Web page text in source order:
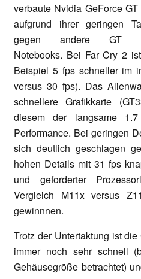
verbaute Nvidia GeForce GT
aufgrund ihrer geringen
gegen andere GT
Notebooks. Bei Far Cry 2
Beispiel 5 fps schneller im
versus 30 fps). Das
schnellere Grafikkarte
diesem der langsame
Performance. Bei geringen
sich deutlich geschlagen
hohen Details mit 31 fps
und geforderter
Vergleich M11x versus
gewinnnen.
Trotz der Untertaktung ist
immer noch sehr schnell
Gehäusegröße betrachtet)